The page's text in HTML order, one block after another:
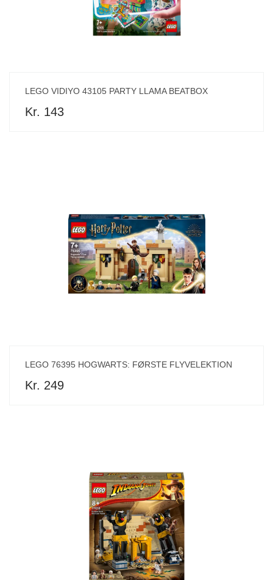
LEGO VIDIYO 43105 PARTY LLAMA BEATBOX
Kr. 143
LEGO 76395 HOGWARTS: FØRSTE FLYVELEKTION
Kr. 249